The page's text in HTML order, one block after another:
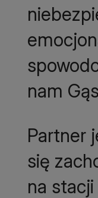
Partner
się
na